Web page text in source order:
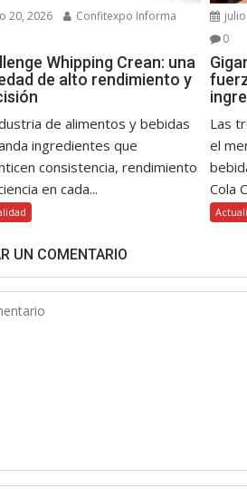
20, 2026
Confitexpo Informa
Whipping Crean: una
de alto rendimiento y
de alimentos y bebidas
ingredientes que
consistencia, rendimiento
en cada...
0
Las
el
Cola
UN COMENTARIO